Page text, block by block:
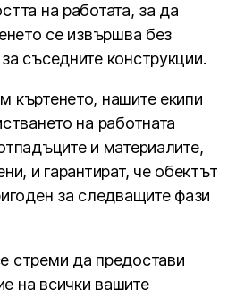
на работата, за да
се извършва без
съседните конструкции.
къртенето, нашите екипи
на работната
и материалите,
и гарантират, че обектът
за следващите фази
стреми да предостави
на всички вашите